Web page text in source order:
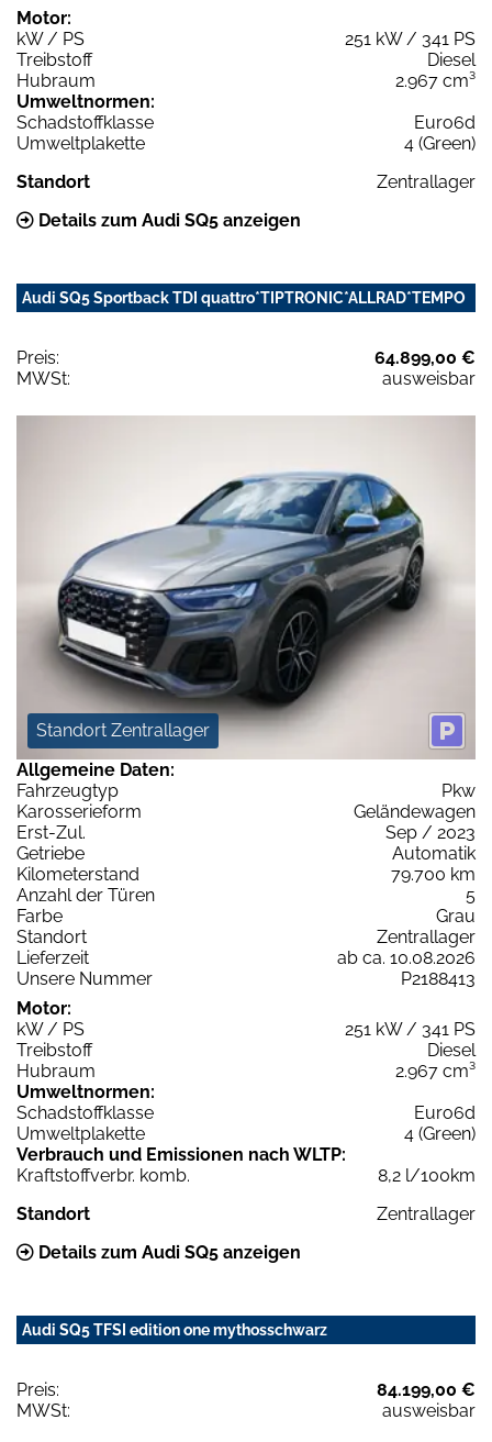
Motor:
kW / PS
251 kW / 341 PS
Treibstoff
Diesel
Hubraum
2.967 cm³
Umweltnormen:
Schadstoffklasse
Euro6d
Umweltplakette
4 (Green)
Standort
Zentrallager
Details zum Audi SQ5 anzeigen
Audi SQ5 Sportback TDI quattro*TIPTRONIC*ALLRAD*TEMPO
Preis:
64.899,00 €
MWSt:
ausweisbar
Standort Zentrallager
Allgemeine Daten:
Fahrzeugtyp
Pkw
Karosserieform
Geländewagen
Erst-Zul.
Sep / 2023
Getriebe
Automatik
Kilometerstand
79.700 km
Anzahl der Türen
5
Farbe
Grau
Standort
Zentrallager
Lieferzeit
ab ca. 10.08.2026
Unsere Nummer
P2188413
Motor:
kW / PS
251 kW / 341 PS
Treibstoff
Diesel
Hubraum
2.967 cm³
Umweltnormen:
Schadstoffklasse
Euro6d
Umweltplakette
4 (Green)
Verbrauch und Emissionen nach WLTP:
Kraftstoffverbr. komb.
8,2 l/100km
Standort
Zentrallager
Details zum Audi SQ5 anzeigen
Audi SQ5 TFSI edition one mythosschwarz
Preis:
84.199,00 €
MWSt:
ausweisbar